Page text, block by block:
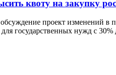
квоту на закупку
проект изменений в
государственных нужд с 30%